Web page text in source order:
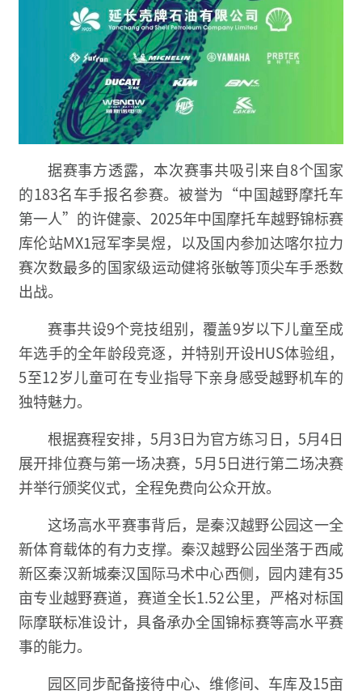
据赛事方透露，本次赛事共吸引来自8个国家
的183名车手报名参赛。被誉为“中国越野摩托车
第一人”的许健豪、2025年中国摩托车越野锦标赛
库伦站MX1冠军李昊煜，以及国内参加达喀尔拉力
赛次数最多的国家级运动健将张敏等顶尖车手悉数
出战。
赛事共设9个竞技组别，覆盖9岁以下儿童至成
年选手的全年龄段竞逐，并特别开设HUS体验组，
5至12岁儿童可在专业指导下亲身感受越野机车的
独特魅力。
根据赛程安排，5月3日为官方练习日，5月4日
展开排位赛与第一场决赛，5月5日进行第二场决赛
并举行颁奖仪式，全程免费向公众开放。
这场高水平赛事背后，是秦汉越野公园这一全
新体育载体的有力支撑。秦汉越野公园坐落于西咸
新区秦汉新城秦汉国际马术中心西侧，园内建有35
亩专业越野赛道，赛道全长1.52公里，严格对标国
际摩联标准设计，具备承办全国锦标赛等高水平赛
事的能力。
园区同步配备接待中心、维修间、车库及15亩